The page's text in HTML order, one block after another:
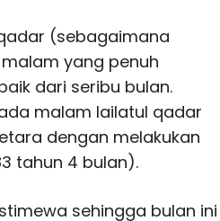
(sebagaimana
yang penuh
dari seribu bulan.
malam lailatul qadar
dengan melakukan
tahun 4 bulan).
sehingga bulan ini